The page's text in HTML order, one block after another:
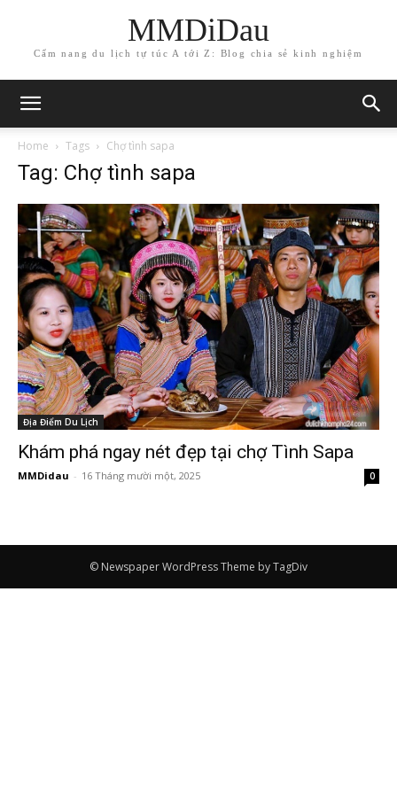
MMDiDau
Cẩm nang du lịch tự túc A tới Z: Blog chia sẻ kinh nghiệm
Home Tags Chợ tình sapa
Tag: Chợ tình sapa
Địa Điểm Du Lịch
Khám phá ngay nét đẹp tại chợ Tình Sapa
MMDidau - 16 Tháng mười một, 2025 0
© Newspaper WordPress Theme by TagDiv